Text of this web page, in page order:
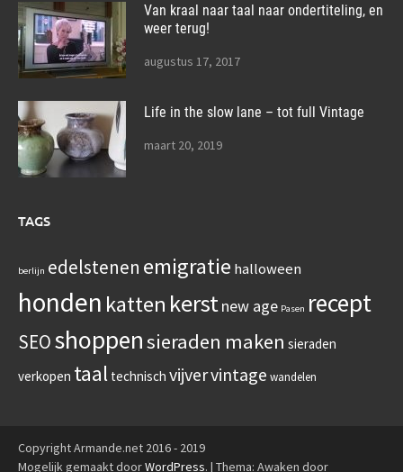
Van kraal naar taal naar ondertiteling, en
weer terug!
augustus 17, 2017
Life in the slow lane – tot full Vintage
maart 20, 2019
TAGS
berlijn edelstenen emigratie halloween
honden katten kerstnew age Pasen recept
SEOshoppensieraden maken sieraden
verkopen taal technisch vijvervintage wandelen
Copyright Armande.net 2016 - 2019
Mogelijk gemaakt doorWordPress. | Thema: Awaken door